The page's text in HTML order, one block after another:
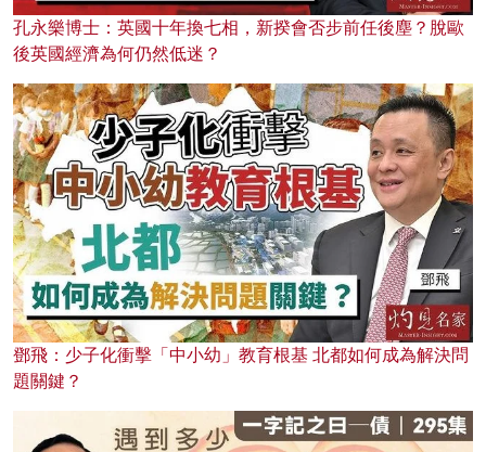
孔永樂博士：英國十年換七相，新揆會否步前任後塵？脫歐
後英國經濟為何仍然低迷？
鄧飛：少子化衝擊「中小幼」教育根基 北都如何成為解決問
題關鍵？